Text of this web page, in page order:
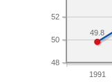
1991
48
50
52
49.8